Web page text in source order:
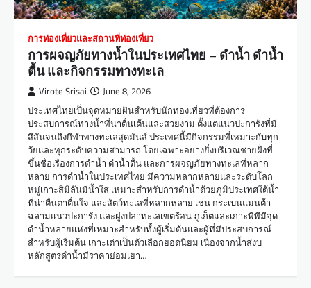
การท่องเที่ยวและสถานที่ท่องเที่ยว
การผจญภัยทางน้ำในประเทศไทย – ดำน้ำ ดำน้ำ
ตื้น และกิจกรรมทางทะเล
Virote Srisai June 8, 2026
ประเทศไทยเป็นจุดหมายฝันสำหรับนักท่องเที่ยวที่ต้องการ
ประสบการณ์ทางน้ำที่น่าตื่นเต้นและสวยงาม ตั้งแต่แนวปะการังที่มี
สีสันจนถึงกีฬาทางทะเลสุดมันส์ ประเทศนี้มีกิจกรรมที่เหมาะกับทุก
วัยและทุกระดับความสามารถ โดยเฉพาะอย่างยิ่งบริเวณชายฝั่งที่
ขึ้นชื่อเรื่องการดำน้ำ ดำน้ำตื้น และการผจญภัยทางทะเลที่หลาก
หลาย การดำน้ำในประเทศไทย มีความหลากหลายและระดับโลก
หมู่เกาะสิมิลันมีน้ำใส เหมาะสำหรับการดำน้ำด้วยภูมิประเทศใต้น้ำ
ที่น่าตื่นตาตื่นใจ และสัตว์ทะเลที่หลากหลาย เช่น กระเบนแมนต้า
ฉลามแนวปะการัง และฝูงปลาทะเลเขตร้อน ภูเก็ตและเกาะพีพีมีจุด
ดำน้ำหลายแห่งที่เหมาะสำหรับทั้งผู้เริ่มต้นและผู้ที่มีประสบการณ์
สำหรับผู้เริ่มต้น เกาะเต่าเป็นตัวเลือกยอดนิยม เนื่องจากน้ำสงบ
หลักสูตรดำน้ำมีราคาย่อมเยา…